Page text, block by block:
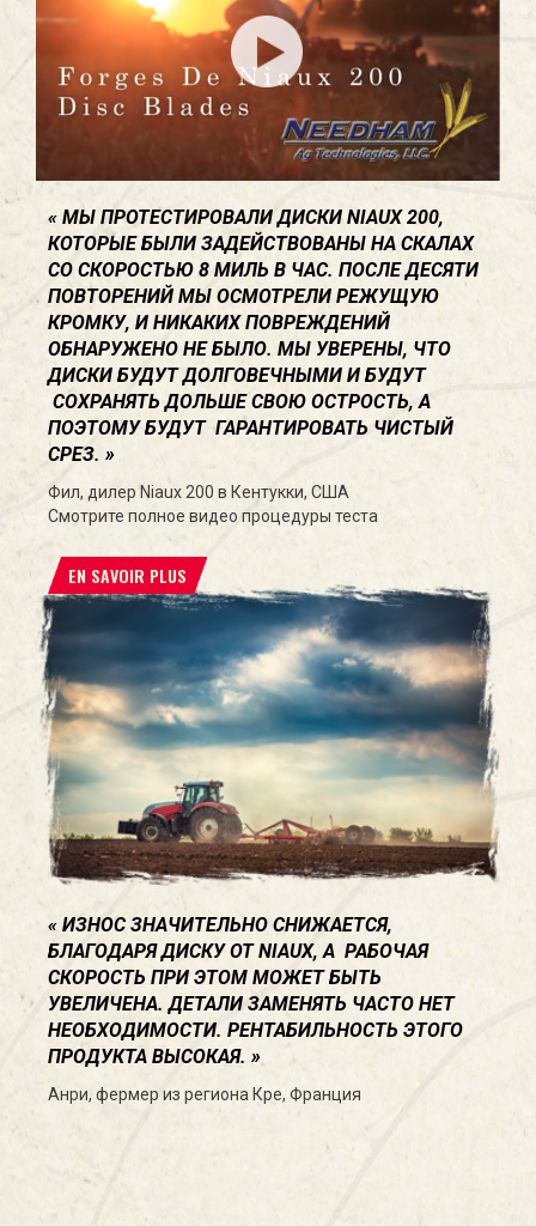
МЫ ПРОТЕСТИРОВАЛИ ДИСКИ NIAUX 200,
КОТОРЫЕ БЫЛИ ЗАДЕЙСТВОВАНЫ НА СКАЛАХ
СО СКОРОСТЬЮ 8 МИЛЬ В ЧАС. ПОСЛЕ ДЕСЯТИ
ПОВТОРЕНИЙ МЫ ОСМОТРЕЛИ РЕЖУЩУЮ
КРОМКУ, И НИКАКИХ ПОВРЕЖДЕНИЙ
ОБНАРУЖЕНО НЕ БЫЛО. МЫ УВЕРЕНЫ, ЧТО
ДИСКИ БУДУТ ДОЛГОВЕЧНЫМИ И БУДУТ
СОХРАНЯТЬ ДОЛЬШЕ СВОЮ ОСТРОСТЬ, А
ПОЭТОМУ БУДУТ ГАРАНТИРОВАТЬ ЧИСТЫЙ
СРЕЗ.
Фил, дилер Niaux 200 в Кентукки, США
Смотрите полное видео процедуры теста
EN SAVOIR PLUS
ИЗНОС ЗНАЧИТЕЛЬНО СНИЖАЕТСЯ,
БЛАГОДАРЯ ДИСКУ ОТ NIAUX, А РАБОЧАЯ
СКОРОСТЬ ПРИ ЭТОМ МОЖЕТ БЫТЬ
УВЕЛИЧЕНА. ДЕТАЛИ ЗАМЕНЯТЬ ЧАСТО НЕТ
НЕОБХОДИМОСТИ. РЕНТАБИЛЬНОСТЬ ЭТОГО
ПРОДУКТА ВЫСОКАЯ.
Анри, фермер из региона Кре, Франция